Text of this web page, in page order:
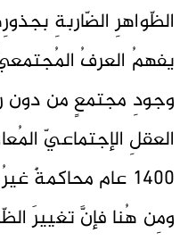
الظّواهرِ الضّاربةِ
يفهمُ العرفُ
وجودِ مجتمعٍ من دون
العقلِ الإجتماعيّ
1400 عام محاكمةٌ
ومِن هُنا فإنَّ تغييرَ